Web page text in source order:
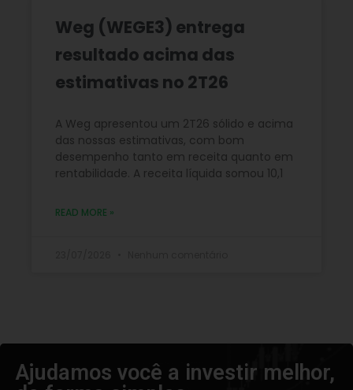
Weg (WEGE3) entrega
resultado acima das
estimativas no 2T26
A Weg apresentou um 2T26 sólido e acima
das nossas estimativas, com bom
desempenho tanto em receita quanto em
rentabilidade. A receita líquida somou 10,1
READ MORE »
Ajudamos você a investir melhor,